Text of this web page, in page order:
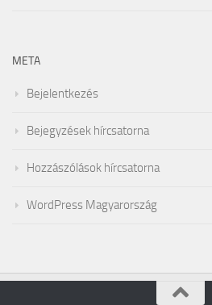
META
Bejelentkezés
Bejegyzések hírcsatorna
Hozzászólások hírcsatorna
WordPress Magyarország